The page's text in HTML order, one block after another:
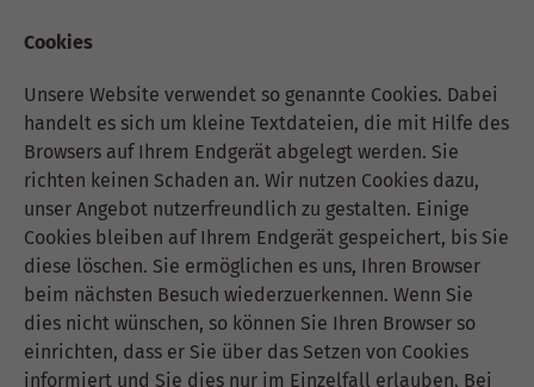
Cookies
Unsere Website verwendet so genannte Cookies. Dabei
handelt es sich um kleine Textdateien, die mit Hilfe des
Browsers auf Ihrem Endgerät abgelegt werden. Sie
richten keinen Schaden an. Wir nutzen Cookies dazu,
unser Angebot nutzerfreundlich zu gestalten. Einige
Cookies bleiben auf Ihrem Endgerät gespeichert, bis Sie
diese löschen. Sie ermöglichen es uns, Ihren Browser
beim nächsten Besuch wiederzuerkennen. Wenn Sie
dies nicht wünschen, so können Sie Ihren Browser so
einrichten, dass er Sie über das Setzen von Cookies
informiert und Sie dies nur im Einzelfall erlauben. Bei